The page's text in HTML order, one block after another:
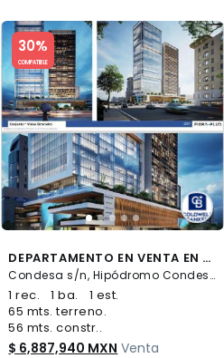
30%
COMPATIBLE
Slide 1 of 5
DEPARTAMENTO EN VENTA EN LA CONDESA
Condesa s/n, Hipódromo Condesa, Cuauhtémoc
1 rec. 1 ba.
1 est.
65 mts. terreno.
56 mts. constr..
$ 6,887,940 MXN Venta